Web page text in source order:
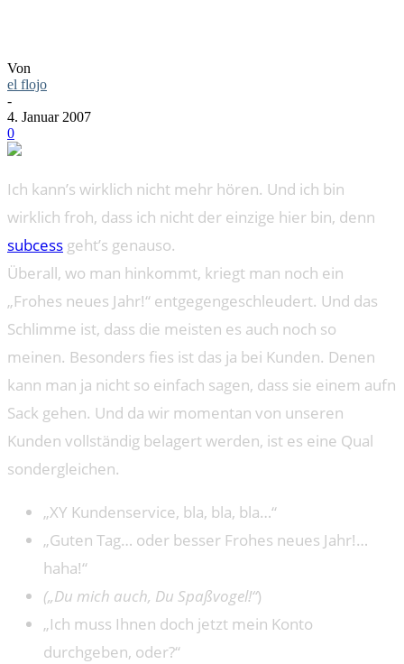
Von
el flojo
-
4. Januar 2007
0
Ich kann’s wirklich nicht mehr hören. Und ich bin
wirklich froh, dass ich nicht der einzige hier bin, denn
subcess geht’s genauso.
Überall, wo man hinkommt, kriegt man noch ein
„Frohes neues Jahr!“ entgegengeschleudert. Und das
Schlimme ist, dass die meisten es auch noch so
meinen. Besonders fies ist das ja bei Kunden. Denen
kann man ja nicht so einfach sagen, dass sie einem aufn
Sack gehen. Und da wir momentan von unseren
Kunden vollständig belagert werden, ist es eine Qual
sondergleichen.
„XY Kundenservice, bla, bla, bla…“
„Guten Tag… oder besser Frohes neues Jahr!…
haha!“
(„Du mich auch, Du Spaßvogel!“)
„Ich muss Ihnen doch jetzt mein Konto
durchgeben, oder?“